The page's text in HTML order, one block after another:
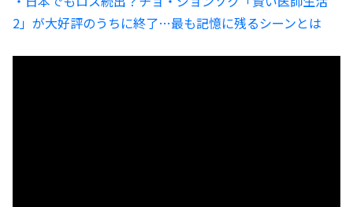
2」が大好評のうちに終了…最も記憶に残るシーンとは